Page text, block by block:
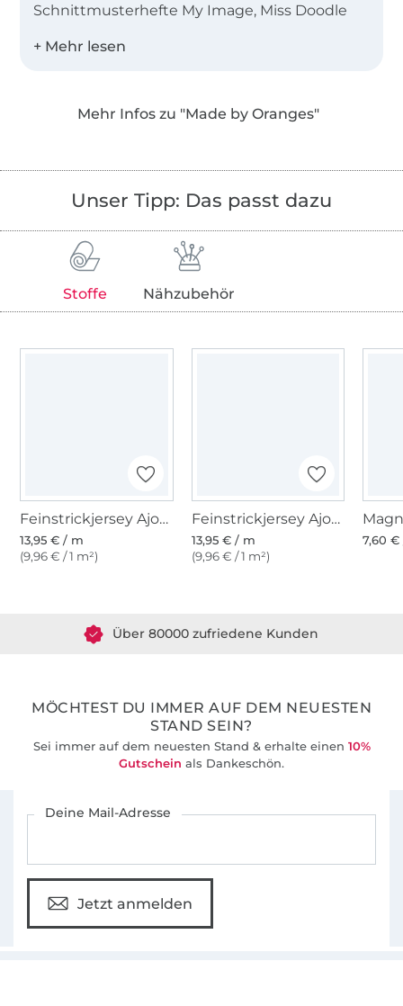
Schnittmusterhefte My Image, Miss Doodle
Englisch, Niederländisch und Französisch an!
Mehr Infos zu "Made by Oranges"
Unser Tipp: Das passt dazu
Stoffe Nähzubehör
Feinstrickjersey Ajour, hellbeige meliert
13,95 € / m
(9,96 € / 1 m²)
Feinstrickjersey Ajour, pastellrosa
13,95 € / m
(9,96 € / 1 m²)
7,60 €
MÖCHTEST DU IMMER AUF DEM NEUESTEN
STAND SEIN?
Sei immer auf dem neuesten Stand & erhalte einen 10%
Gutschein als Dankeschön.
Deine Mail-Adresse
Jetzt anmelden